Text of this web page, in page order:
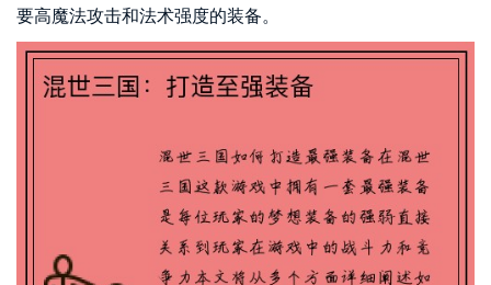
要高魔法攻击和法术强度的装备。